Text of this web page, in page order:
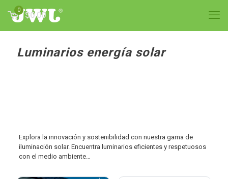
0
$0.00
Luminarios energía solar
Explora la innovación y sostenibilidad con nuestra gama de
iluminación solar. Encuentra luminarios eficientes y respetuosos
con el medio ambiente…